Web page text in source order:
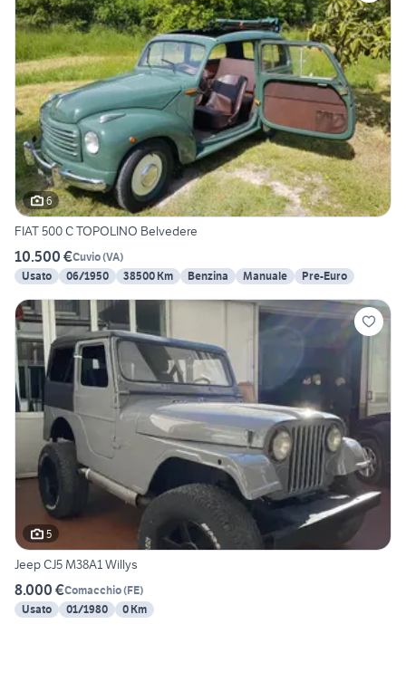
6
FIAT 500 C TOPOLINO Belvedere
10.500 €Cuvio(VA)
Usato
06/1950 38500 Km Benzina Manuale Pre-Euro
5
Jeep CJ5 M38A1 Willys
8.000 €Comacchio(FE)
Usato
01/1980 0 Km